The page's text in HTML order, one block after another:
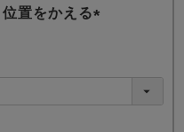
位置をかえる
須
)